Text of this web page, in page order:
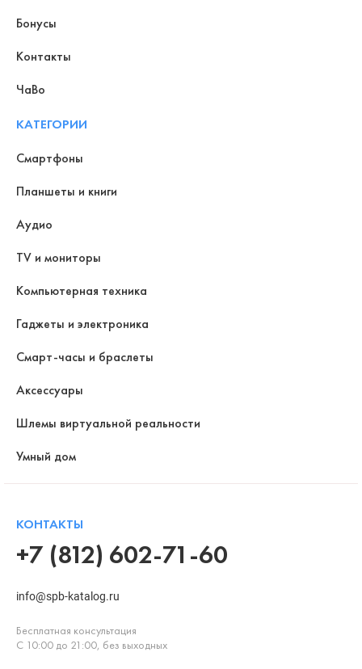
Бонусы
Контакты
ЧаВо
КАТЕГОРИИ
Смартфоны
Планшеты и книги
Аудио
TV и мониторы
Компьютерная техника
Гаджеты и электроника
Смарт-часы и браслеты
Аксессуары
Шлемы виртуальной реальности
Умный дом
КОНТАКТЫ
+7 (812) 602-71-60
info@spb-katalog.ru
Бесплатная консультация
С 10:00 до 21:00, без выходных